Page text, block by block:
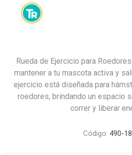
Rueda de Ejercicio para
mantener a tu mascota activa y
ejercicio está diseñada para
roedores, brindando un espacio
correr y liberar
Código: 490-